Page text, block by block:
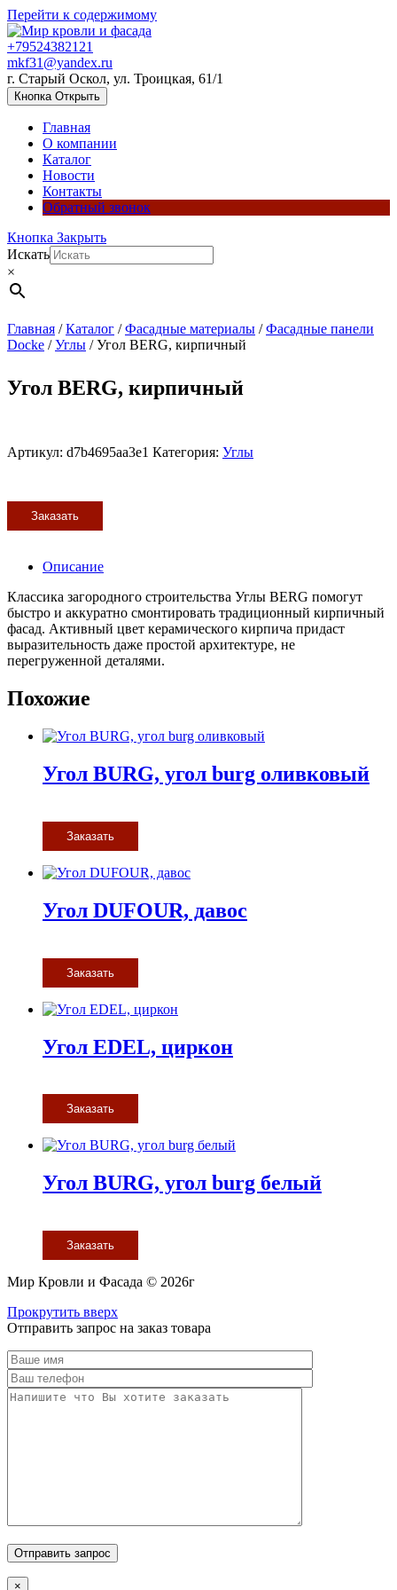
Перейти к содержимому
+79524382121
mkf31@yandex.ru
г. Старый Оскол, ул. Троицкая, 61/1
Кнопка Открыть
Главная
О компании
Каталог
Новости
Контакты
Обратный звонок
Кнопка Закрыть
Искать
×
Главная /Каталог /Фасадные материалы /Фасадные панели
Docke /Углы / Угол BERG, кирпичный
Угол BERG, кирпичный
Артикул: d7b4695aa3e1 Категория: Углы
Заказать
Описание
Классика загородного строительства Углы BERG помогут
быстро и аккуратно смонтировать традиционный кирпичный
фасад. Активный цвет керамического кирпича придаст
выразительность даже простой архитектуре, не
перегруженной деталями.
Похожие
Угол BURG, угол burg оливковый
Заказать
Угол DUFOUR, давос
Заказать
Угол EDEL, циркон
Заказать
Угол BURG, угол burg белый
Заказать
Мир Кровли и Фасада © 2026г
Прокрутить вверх
Отправить запрос на заказ товара
×